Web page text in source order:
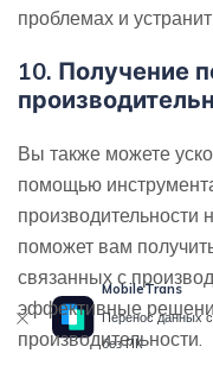
проблемах и
10. Получение
Вы также можете
помощью
поможет вам
связанных с
эффективные
производительности.
MobileTrans
Перенос данных
без ПК